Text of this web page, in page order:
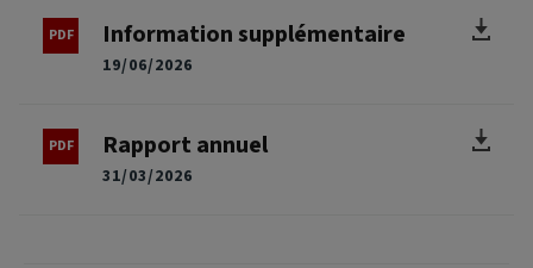
19/06/2026
Information supplémentaire
31/03/2026
Rapport annuel